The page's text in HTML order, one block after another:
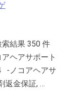
結果 350 件
ヘアサポート
-ノコアヘアサ
返金保証, …